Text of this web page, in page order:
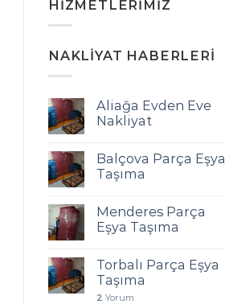
HIZMETLERIMIZ
NAKLIYAT HABERLERI
Aliağa Evden Eve
Nakliyat
Balçova Parça Eşya
Taşıma
Menderes Parça
Eşya Taşıma
Torbalı Parça Eşya
Taşıma
2 Yorum